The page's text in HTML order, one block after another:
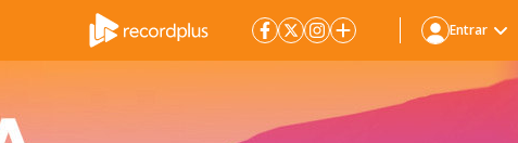
Entrar